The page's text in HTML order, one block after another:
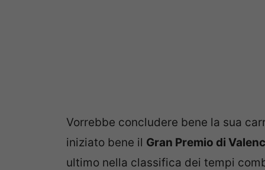
Vorrebbe concludere bene la sua
iniziato bene il Gran Premio di
ultimo nella classifica dei tempi